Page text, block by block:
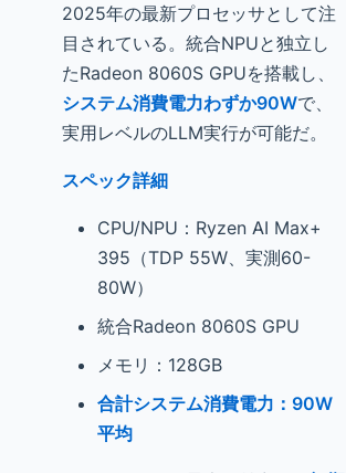
2025年の最新プロセッサとして注
目されている。統合NPUと独立し
たRadeon 8060S GPUを搭載し、
システム消費電力わずか90Wで、
実用レベルのLLM実行が可能だ。
スペック詳細
CPU/NPU：Ryzen AI Max+
395（TDP 55W、実測60-
80W）
統合Radeon 8060S GPU
メモリ：128GB
合計システム消費電力：90W
平均